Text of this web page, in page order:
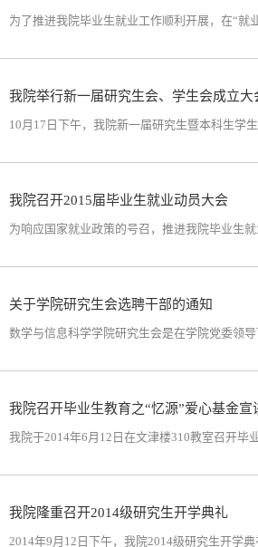
我院举行新一届研究生会、学生会成立大
10月17日下午，我院新一届研究生暨本科生学
我院召开2015届毕业生就业动员大会
关于学院研究生会选聘干部的通知
数学与信息科学学院研究生会是在学院党委领导
我院召开毕业生教育之“忆源”爱心基金宣
我院于2014年6月12日在文津楼310教室召开毕
我院隆重召开2014级研究生开学典礼
2014年9月12日下午，我院2014级研究生开学典